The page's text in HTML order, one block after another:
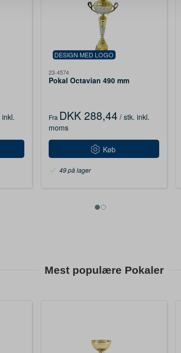
inkl.
DESIGN MED LOGO
23-4574
Pokal Octavian 490 mm
Fra DKK 288,44 / stk. inkl.
moms
Køb
49 på lager
Mest populære Pokaler